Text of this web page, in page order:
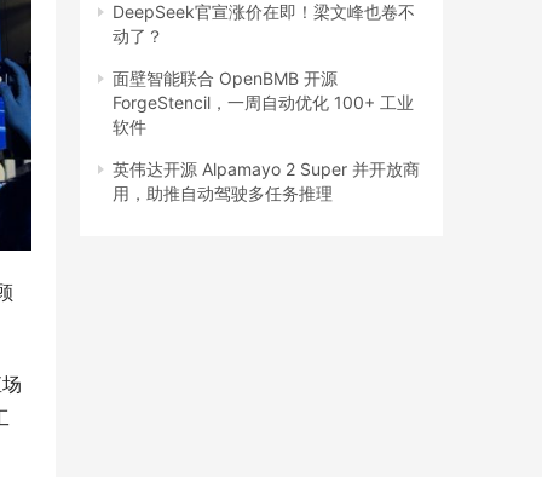
DeepSeek官宣涨价在即！梁文峰也卷不
动了？
面壁智能联合 OpenBMB 开源
ForgeStencil，一周自动优化 100+ 工业
软件
英伟达开源 Alpamayo 2 Super 并开放商
用，助推自动驾驶多任务推理